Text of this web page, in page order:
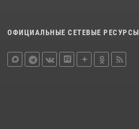
ОФИЦИАЛЬНЫЕ СЕТЕВЫЕ РЕСУРСЫ